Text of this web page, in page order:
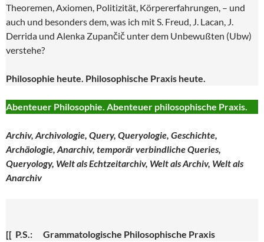
Theoremen, Axiomen, Politizität, Körpererfahrungen, – und
auch und besonders dem, was ich mit S. Freud, J. Lacan, J.
Derrida und Alenka Zupančič unter dem Unbewußten (Ubw)
verstehe?
Philosophie heute. Philosophische Praxis heute.
Abenteuer Philosophie. Abenteuer philosophische Praxis.
Archiv, Archivologie, Query, Queryologie, Geschichte,
Archäologie, Anarchiv, temporär verbindliche Queries,
Queryology, Welt als Echtzeitarchiv, Welt als Archiv, Welt als
Anarchiv
[[ P.S.: Grammatologische Philosophische Praxis